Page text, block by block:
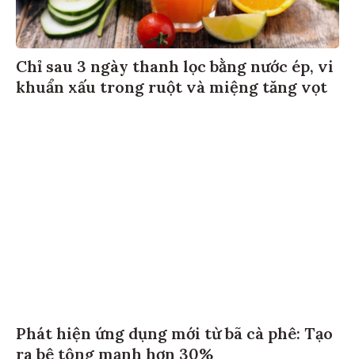
Chỉ sau 3 ngày thanh lọc bằng nước ép, vi
khuẩn xấu trong ruột và miệng tăng vọt
Phát hiện ứng dụng mới từ bã cà phê: Tạo
ra bê tông mạnh hơn 30%